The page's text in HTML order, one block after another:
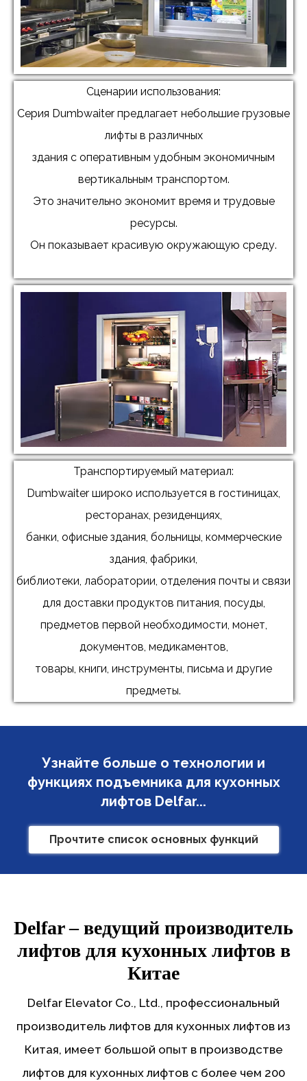
Сценарии использования:
Серия Dumbwaiter предлагает небольшие грузовые
лифты в различных
здания с оперативным удобным экономичным
вертикальным транспортом.
Это значительно экономит время и трудовые
ресурсы.
Он показывает красивую окружающую среду.
Транспортируемый материал:
Dumbwaiter широко используется в гостиницах,
ресторанах, резиденциях,
банки, офисные здания, больницы, коммерческие
здания, фабрики,
библиотеки, лаборатории, отделения почты и связи
для доставки продуктов питания, посуды,
предметов первой необходимости, монет,
документов, медикаментов,
товары, книги, инструменты, письма и другие
предметы.
Узнайте больше о технологии и
функциях подъемника для кухонных
лифтов Delfar...
Прочтите список основных функций
Delfar – ведущий производитель
лифтов для кухонных лифтов в
Китае
Delfar Elevator Co., Ltd., профессиональный
производитель лифтов для кухонных лифтов из
Китая, имеет большой опыт в производстве
лифтов для кухонных лифтов с более чем 200